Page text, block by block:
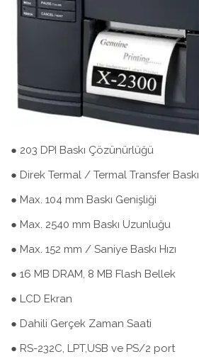
● 203 DPI Baskı Çözünürlüğü
● Direk Termal / Termal Transfer Baskı
● Max. 104 mm Baskı Genişliği
● Max. 2540 mm Baskı Uzunluğu
● Max. 152 mm / Saniye Baskı Hızı
● 16 MB DRAM, 8 MB Flash Bellek
● LCD Ekran
● Dahili Gerçek Zaman Saati
● RS-232C, LPT,USB ve PS/2 port